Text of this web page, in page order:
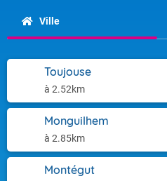
Ville
Toujouse
à 2.52km
Monguilhem
à 2.85km
Montégut